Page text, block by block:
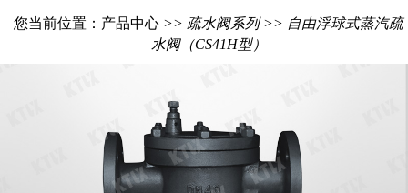
您当前位置： 产品中心 >> 疏水阀系列>> 自由浮球式蒸汽疏
水阀（CS41H型）